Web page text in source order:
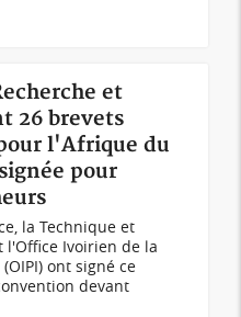
et
26 brevets
l'Afrique du
pour
la Technique et
l'Office Ivoirien de la
ont signé ce
devant